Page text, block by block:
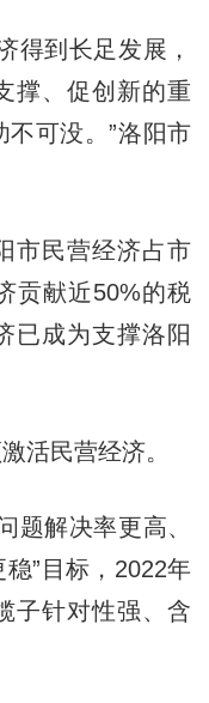
到长足发展，
撑、促创新的重
可没。”洛阳市
民营经济占市
贡献近50%的税
已成为支撑洛阳
民营经济。
解决率更高、
”目标，2022年
子针对性强、含